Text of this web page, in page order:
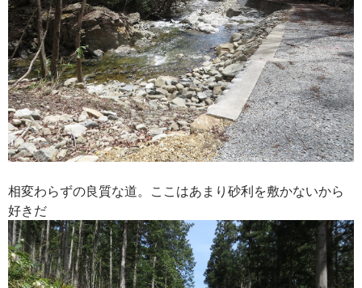
相変わらずの良質な道。ここはあまり砂利を敷かないから
好きだ